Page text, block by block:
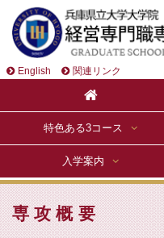
English 関連リンク
特色ある3コース
入学案内
専攻概要